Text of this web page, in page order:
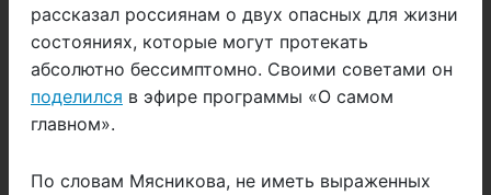
рассказал россиянам о двух опасных для жизни
состояниях, которые могут протекать
абсолютно бессимптомно. Своими советами он
поделился в эфире программы «О самом
главном».
По словам Мясникова, не иметь выраженных